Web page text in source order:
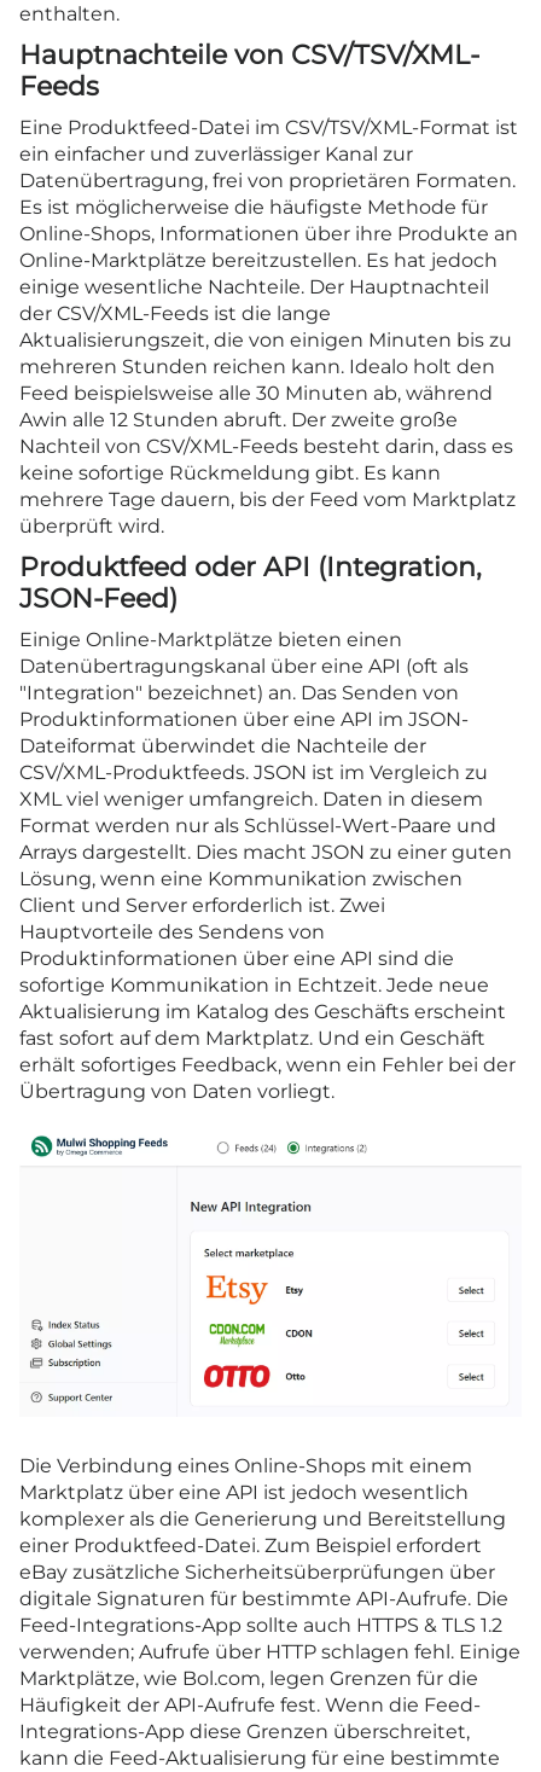
enthalten.
Hauptnachteile von CSV/TSV/XML-
Feeds
Eine Produktfeed-Datei im CSV/TSV/XML-Format ist
ein einfacher und zuverlässiger Kanal zur
Datenübertragung, frei von proprietären Formaten.
Es ist möglicherweise die häufigste Methode für
Online-Shops, Informationen über ihre Produkte an
Online-Marktplätze bereitzustellen. Es hat jedoch
einige wesentliche Nachteile. Der Hauptnachteil
der CSV/XML-Feeds ist die lange
Aktualisierungszeit, die von einigen Minuten bis zu
mehreren Stunden reichen kann. Idealo holt den
Feed beispielsweise alle 30 Minuten ab, während
Awin alle 12 Stunden abruft. Der zweite große
Nachteil von CSV/XML-Feeds besteht darin, dass es
keine sofortige Rückmeldung gibt. Es kann
mehrere Tage dauern, bis der Feed vom Marktplatz
überprüft wird.
Produktfeed oder API (Integration,
JSON-Feed)
Einige Online-Marktplätze bieten einen
Datenübertragungskanal über eine API (oft als
"Integration" bezeichnet) an. Das Senden von
Produktinformationen über eine API im JSON-
Dateiformat überwindet die Nachteile der
CSV/XML-Produktfeeds. JSON ist im Vergleich zu
XML viel weniger umfangreich. Daten in diesem
Format werden nur als Schlüssel-Wert-Paare und
Arrays dargestellt. Dies macht JSON zu einer guten
Lösung, wenn eine Kommunikation zwischen
Client und Server erforderlich ist. Zwei
Hauptvorteile des Sendens von
Produktinformationen über eine API sind die
sofortige Kommunikation in Echtzeit. Jede neue
Aktualisierung im Katalog des Geschäfts erscheint
fast sofort auf dem Marktplatz. Und ein Geschäft
erhält sofortiges Feedback, wenn ein Fehler bei der
Übertragung von Daten vorliegt.
Die Verbindung eines Online-Shops mit einem
Marktplatz über eine API ist jedoch wesentlich
komplexer als die Generierung und Bereitstellung
einer Produktfeed-Datei. Zum Beispiel erfordert
eBay zusätzliche Sicherheitsüberprüfungen über
digitale Signaturen für bestimmte API-Aufrufe. Die
Feed-Integrations-App sollte auch HTTPS & TLS 1.2
verwenden; Aufrufe über HTTP schlagen fehl. Einige
Marktplätze, wie Bol.com, legen Grenzen für die
Häufigkeit der API-Aufrufe fest. Wenn die Feed-
Integrations-App diese Grenzen überschreitet,
kann die Feed-Aktualisierung für eine bestimmte